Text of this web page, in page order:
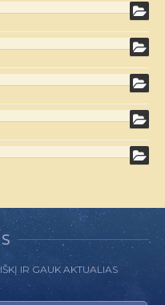
IR GAUK AKTUALIAS